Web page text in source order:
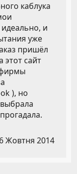
каблука
и
уже
пришёл
этот сайт
), но
Жовтня 2014